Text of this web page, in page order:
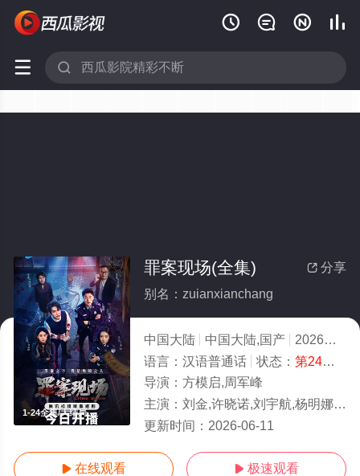
   
 
1-24全集/大结局
 分享
罪案现场(全集)
别名：zuianxianchang
中国大陆 中国大陆,国产 2026
10.0
语言： 汉语普通话 状态： 第24集已完结
导演： 方模启,周军峰
主演： 刘金,许晓诺,刘宇航,杨明娜,Dean,Liu,刘鸿飞,王建新,陈梦瑶,赵美钧,洛嘉,田媛,戚彩,童心,张程诗晴,费贝贝,李长
更新时间： 2026-06-11
 在线观看  极速观看